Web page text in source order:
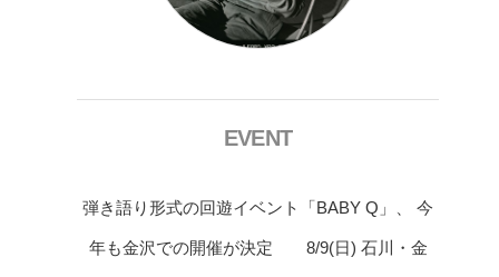
EVENT
弾き語り形式の回遊イベント「BABY Q」、 今
年も金沢での開催が決定 8/9(日) 石川・金